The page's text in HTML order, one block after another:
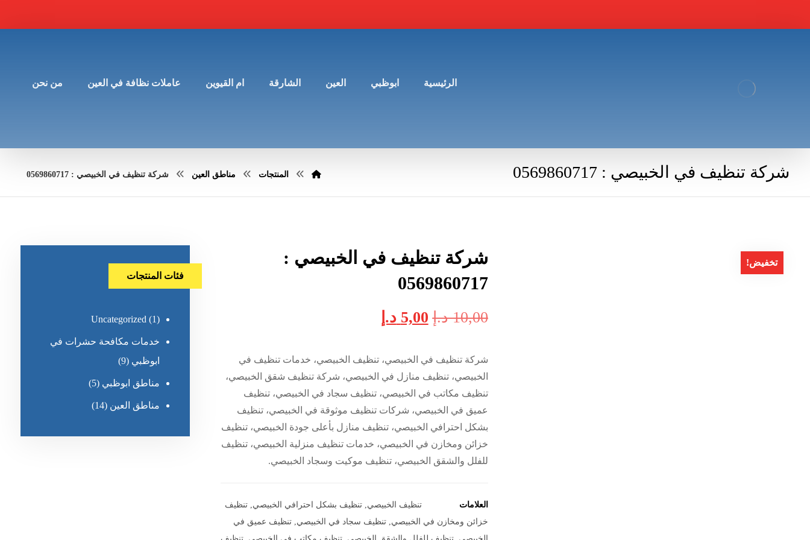
الرئيسية ابوظبي العين الشارقة ام القيوين عاملات نظافة في العين من نحن
شركة تنظيف في الخبيصي : 0569860717 المنتجات مناطق العين شركة تنظيف في الخبيصي : 0569860717
تخفيض!
شركة تنظيف في الخبيصي :
0569860717
10,00 د.إ 5,00 د.إ
شركة تنظيف في الخبيصي، تنظيف الخبيصي، خدمات تنظيف في
الخبيصي، تنظيف منازل في الخبيصي، شركة تنظيف شقق الخبيصي،
تنظيف مكاتب في الخبيصي، تنظيف سجاد في الخبيصي، تنظيف
عميق في الخبيصي، شركات تنظيف موثوقة في الخبيصي، تنظيف
بشكل احترافي الخبيصي، تنظيف منازل بأعلى جودة الخبيصي، تنظيف
خزائن ومخازن في الخبيصي، خدمات تنظيف منزلية الخبيصي، تنظيف
للفلل والشقق الخبيصي، تنظيف موكيت وسجاد الخبيصي.
العلامات تنظيف الخبيصي ,تنظيف بشكل احترافي الخبيصي ,تنظيف
خزائن ومخازن في الخبيصي ,تنظيف سجاد في الخبيصي ,تنظيف عميق في
فئات المنتجات
Uncategorized (1)
خدمات مكافحة حشرات في
ابوظبي (9)
مناطق ابوظبي (5)
مناطق العين (14)